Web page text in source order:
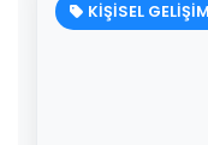
KİŞİSEL